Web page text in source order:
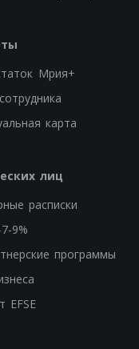
Мрия+
карта
лиц
расписки
9%
программы
EFSE